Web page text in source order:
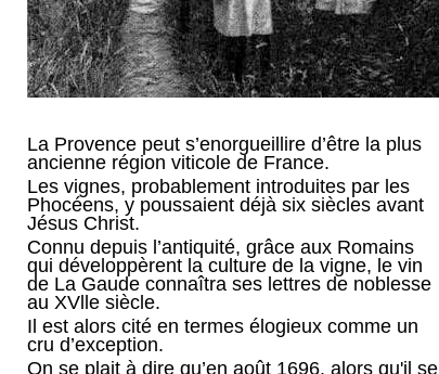
La Provence peut s’enorgueillire d’être la plus
ancienne région viticole de France.
Les vignes, probablement introduites par les
Phocéens, y poussaient déjà six siècles avant
Jésus Christ.
Connu depuis l’antiquité, grâce aux Romains
qui développèrent la culture de la vigne, le vin
de La Gaude connaîtra ses lettres de noblesse
au XVlle siècle.
Il est alors cité en termes élogieux comme un
cru d’exception.
On se plait à dire qu’en août 1696, alors qu'il se